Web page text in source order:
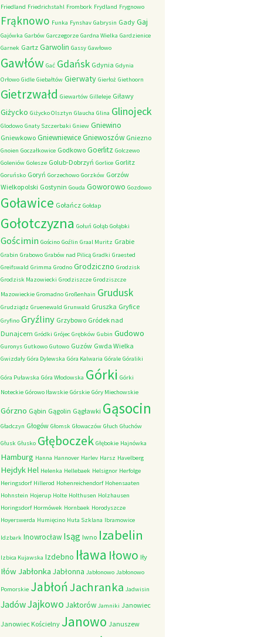
Friedland Friedrichstahl Frombork Frydland Frygnowo
Frąknowo Funka Fynshav Gabrysin Gady Gaj
Gajówka Garbów Garczegorze Gardna Wielka Gardzienice
Garnek Gartz Garwolin Gassy Gawłowo
Gawłów Gać Gdańsk Gdynia Gdynia
Orłowo Gidle Giebałtów Gierwaty Gierłoż Giethoorn
Gietrzwałd Giewartów Gilleleje Giławy
Giżycko Giżycko Olsztyn Glaucha Glina Glinojeck
Glodowo Gnaty Szczerbaki Gniew Gniewino
Gniewkowo GniewniewiceGniewoszów Gniezno
Gnoien Goczałkowice Godkowo Goerlitz Golczewo
Goleniów Golesze Golub-Dobrzyń Gorlice Gorlitz
Goruńsko Goryń Gorzechowo Gorzków Gorzów
Wielkopolski Gostynin Gouda Goworowo Gozdowo
Goławice Gołańcz Gołdap
Gołotczyzna Gołuń Gołąb Gołąbki
Gościmin Gościno Goźlin Graal Muritz Grabie
Grabin Grabowo Grabów nad Pilicą Gradki Graested
Greifswald Grimma Grodno Grodziczno Grodzisk
Grodzisk Mazowiecki Grodziszcze Grodziszcze
Mazowieckie Gromadno Großenhain Grudusk
Grudziądz Gruenewald Grunwald Gruszka Gryfice
Gryfino Gryźliny Grzybowo Gródek nad
Dunajcem Gródki Grójec Grębków Gubin Gudowo
Guronys Gutkowo Gutowo Guzów Gwda Wielka
Gwizdały Góra Dylewska Góra Kalwaria Górale Góraliki
Góra Puławska Góra Włodowska Górki Górki
Noteckie Górowo Iławskie Górskie Góry Miechowskie
Górzno Gąbin Gągolin Gągławki Gąsocin
Gładczyn Głogów Głomsk Głowaczów Głuch Głuchów
Głusk Głusko Głęboczek Głębokie Hajnówka
Hamburg Hanna Hannover Harlev Harsz Havelberg
HejdykHel Helenka Hellebaek Helsignor Herfolge
Heringsdorf Hillerod Hohenreichendorf Hohensaaten
Hohnstein Hojerup Holte Holthusen Holzhausen
Horingsdorf Hormówek Hornbaek Horodyszcze
Hoyerswerda Humięcino Huta Szklana Ibramowice
Idzbark Inowrocław Isąg Iwno Izabelin
Izbica Kujawska Izdebno Iława Iłowo Iły
Iłów Jabłonka Jabłonna Jabłonowo Jabłonowo
Pomorskie JabłońJachranka Jadwisin
JadówJajkowo Jaktorów Jamniki Janowiec
Janowiec Kościelny Janowo Januszew